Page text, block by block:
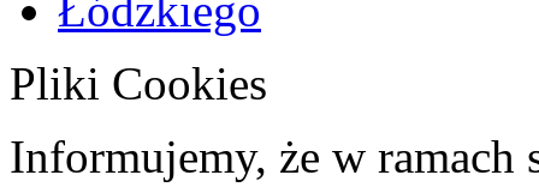
Pliki Cookies
Informujemy, że w ramach